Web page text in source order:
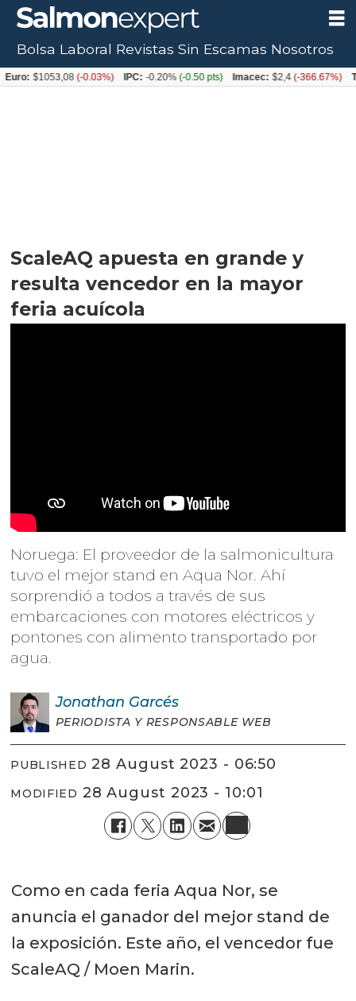
ScaleAQ apuesta en grande y
resulta vencedor en la mayor
feria acuícola
Noruega: El proveedor de la salmonicultura
tuvo el mejor stand en Aqua Nor. Ahí
sorprendió a todos a través de sus
embarcaciones con motores eléctricos y
pontones con alimento transportado por
agua.
Jonathan Garcés
PERIODISTA Y RESPONSABLE WEB
PUBLISHED 28 August 2023 - 06:50
MODIFIED 28 August 2023 - 10:01
Como en cada feria Aqua Nor, se
anuncia el ganador del mejor stand de
la exposición. Este año, el vencedor fue
ScaleAQ / Moen Marin.
Bolsa Laboral Revistas Sin Escamas Nosotros
$1053,08(-0.03%) IPC: -0.20% (-0.50 pts) Imacec: $2,4(-366.67%) TPM: